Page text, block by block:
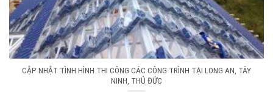
CẬP NHẬT TÌNH HÌNH THI CÔNG CÁC CÔNG TRÌNH TẠI LONG AN, TÂY
NINH, THỦ ĐỨC